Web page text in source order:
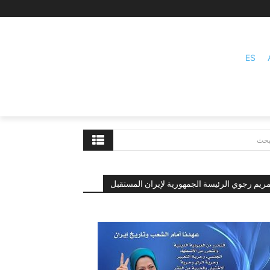
ES
رجوي الرئيسة الجمهورية لإيران المستقبل